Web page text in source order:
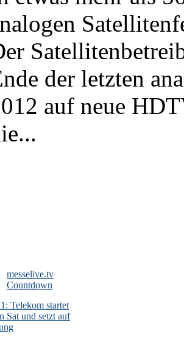
der letzten
auf neue
messelive.tv
Countdown
Telekom startet
Sat und setzt auf